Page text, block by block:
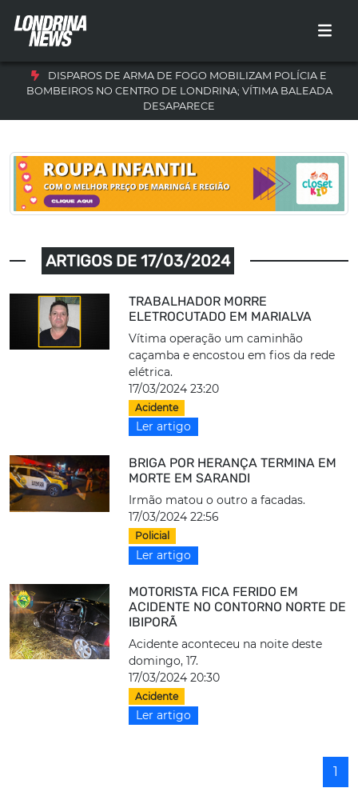
DISPAROS DE ARMA DE FOGO MOBILIZAM POLÍCIA E
BOMBEIROS NO CENTRO DE LONDRINA; VÍTIMA BALEADA
DESAPARECE
ARTIGOS DE 17/03/2024
TRABALHADOR MORRE
ELETROCUTADO EM MARIALVA
Vítima operação um caminhão
caçamba e encostou em fios da rede
elétrica.
17/03/2024 23:20
Acidente
Ler artigo
BRIGA POR HERANÇA TERMINA EM
MORTE EM SARANDI
Irmão matou o outro a facadas.
17/03/2024 22:56
Policial
Ler artigo
MOTORISTA FICA FERIDO EM
ACIDENTE NO CONTORNO NORTE DE
IBIPORÃ
Acidente aconteceu na noite deste
domingo, 17.
17/03/2024 20:30
Acidente
Ler artigo
1